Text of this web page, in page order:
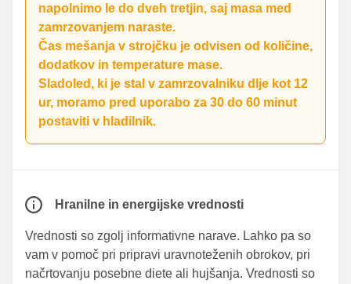
napolnimo le do dveh tretjin, saj masa med
zamrzovanjem naraste.
Čas mešanja v strojčku je odvisen od količine,
dodatkov in temperature mase.
Sladoled, ki je stal v zamrzovalniku dlje kot 12
ur, moramo pred uporabo za 30 do 60 minut
postaviti v hladilnik.
Hranilne in energijske vrednosti
Vrednosti so zgolj informativne narave. Lahko pa so
vam v pomoč pri pripravi uravnoteženih obrokov, pri
načrtovanju posebne diete ali hujšanja. Vrednosti so